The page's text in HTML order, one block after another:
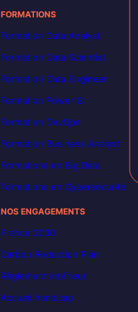
FORMATIONS
Formation Data Analyst
Formation Data Scientist
Formation Data Engineer
Formation Power BI
Formation DevOps
Formation Business Analyst
Formations en Big Data
Formations en Cybersécurité
NOS ENGAGEMENTS
France 2030
Carbon Reduction Plan
Règlement intérieur
Accueil handicap